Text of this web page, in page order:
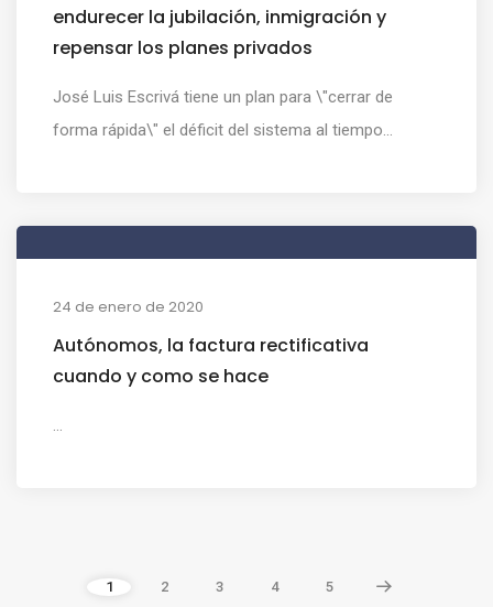
endurecer la jubilación, inmigración y
repensar los planes privados
José Luis Escrivá tiene un plan para \"cerrar de
forma rápida\" el déficit del sistema al tiempo...
24 de enero de 2020
Autónomos, la factura rectificativa
cuando y como se hace
1 2 3 4 5